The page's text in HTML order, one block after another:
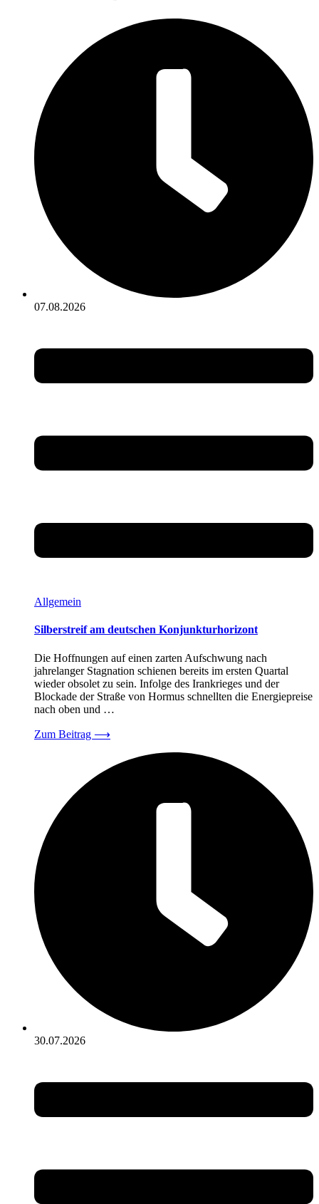
07.08.2026
Allgemein
Silberstreif am deutschen Konjunkturhorizont
Die Hoffnungen auf einen zarten Aufschwung nach
jahrelanger Stagnation schienen bereits im ersten Quartal
wieder obsolet zu sein. Infolge des Irankrieges und der
Blockade der Straße von Hormus schnellten die Energiepreise
nach oben und …
Zum Beitrag ⟶
30.07.2026